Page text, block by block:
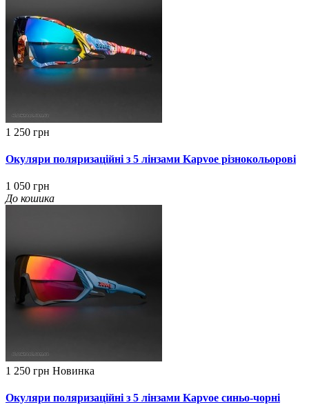
1 250 грн
Окуляри поляризаційні з 5 лінзами Kapvoe різнокольорові
1 050 грн
До кошика
1 250 грн Новинка
Окуляри поляризаційні з 5 лінзами Kapvoe синьо-чорні